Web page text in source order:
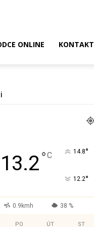
ONLINE KONTAKT
13.2°C 14.8°
12.2°
0.9kmh 38 %
PO ÚT ST